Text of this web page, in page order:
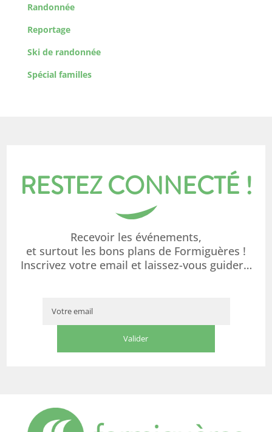
Randonnée
Reportage
Ski de randonnée
Spécial familles
RESTEZ CONNECTÉ !
Recevoir les événements,
et surtout les bons plans de Formiguères !
Inscrivez votre email et laissez-vous guider…